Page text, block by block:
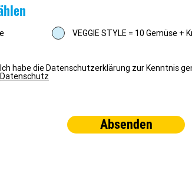
VEGGIE STYLE = 10 Gemüse +
Ich habe die Datenschutzerklärung zur Kenntnis
Datenschutz
Absenden